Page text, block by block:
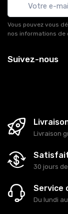
Vous pouvez vous
nos informations
Suivez-nous
Livraison
30 jours
Service
Du lundi